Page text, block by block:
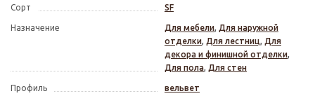
Сорт SF
Назначение Для мебели, Для наружной
отделки, Для лестниц, Для
декора и финишной отделки,
Для пола, Для стен
Профиль вельвет